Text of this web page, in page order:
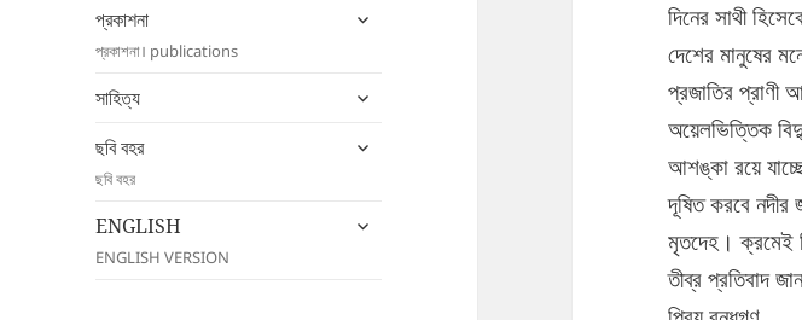
প্রকাশনা
প্রকাশনা। publications
child
সাহিত্য
child
ছবি বহর
ছবি বহর
child
ENGLISH
ENGLISH VERSION
child
দিনের সাথী
দেশের মানুষের
প্রজাতির প্রাণী
অয়েলভিত্তিক
আশঙ্কা রয়ে
দূষিত করবে
মৃতদেহ। ক্রমেই
তীব্র প্রতিবাদ